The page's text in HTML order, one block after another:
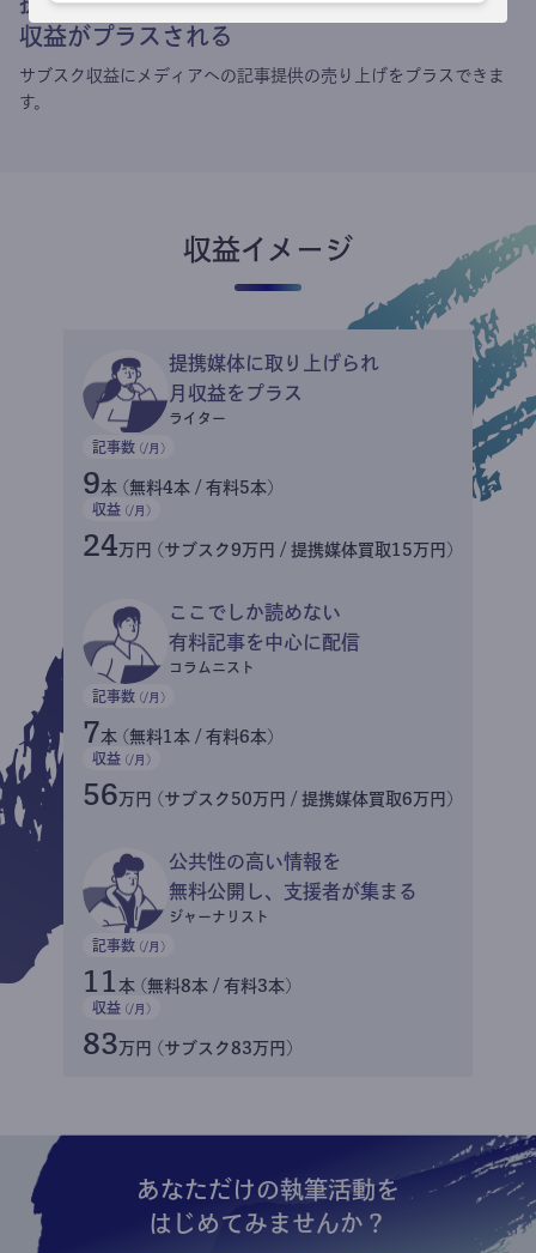
収益がプラスされる
サブスク収益にメディアへの記事提供の売り上げをプラスできま
す。
収益イメージ
提携媒体に取り上げられ
月収益をプラス
ライター
記事数 (/月)
9本 (無料4本 / 有料5本)
収益 (/月)
24万円 (サブスク9万円 / 提携媒体買取15万円)
ここでしか読めない
有料記事を中心に配信
コラムニスト
記事数 (/月)
7本 (無料1本 / 有料6本)
収益 (/月)
56万円 (サブスク50万円 / 提携媒体買取6万円)
公共性の高い情報を
無料公開し、支援者が集まる
ジャーナリスト
記事数 (/月)
11 本 (無料8本 / 有料3本)
収益 (/月)
83万円 (サブスク83万円)
あなただけの執筆活動を
はじめてみませんか？